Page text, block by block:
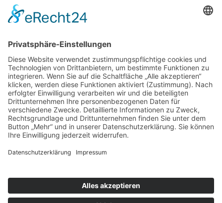
Haupt-Hafenroute Hamburg
Linienbestimmung A26
Öffentlicher Verkehr(1)
Planfeststellungsverfahren A26-Ost (16)
U4(1)
Veddel-Tunnel (1)
Verkehrswende Hamburg(5)